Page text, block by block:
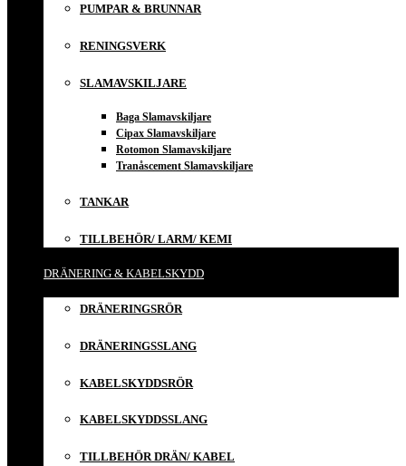
PUMPAR & BRUNNAR
RENINGSVERK
SLAMAVSKILJARE
Baga Slamavskiljare
Cipax Slamavskiljare
Rotomon Slamavskiljare
Tranåscement Slamavskiljare
TANKAR
TILLBEHÖR/ LARM/ KEMI
DRÄNERING & KABELSKYDD
DRÄNERINGSRÖR
DRÄNERINGSSLANG
KABELSKYDDSRÖR
KABELSKYDDSSLANG
TILLBEHÖR DRÄN/ KABEL